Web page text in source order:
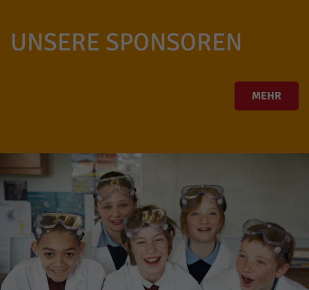
UNSERE SPONSOREN
MEHR